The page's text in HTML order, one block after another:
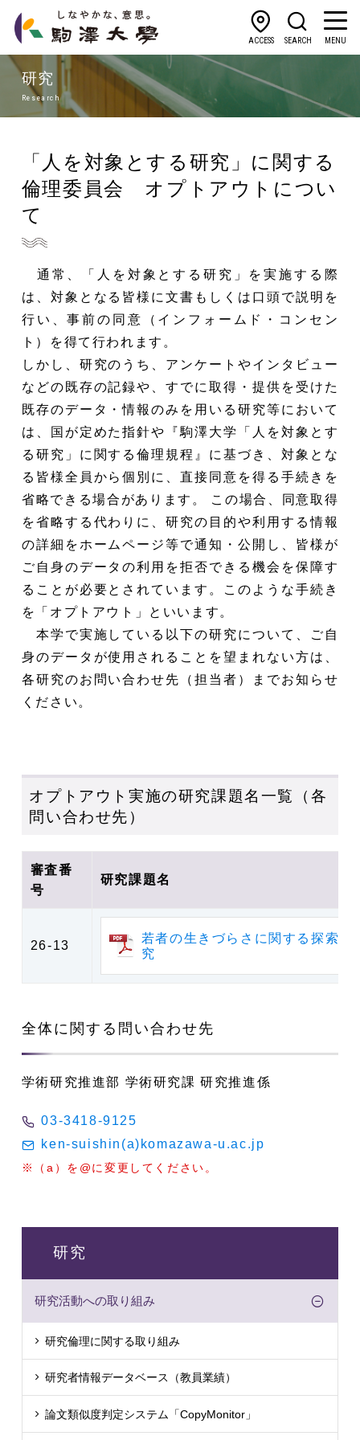
ACCESS SEARCH MENU
研究
Research
「人を対象とする研究」に関する
倫理委員会 オプトアウトについ
て
通常、「人を対象とする研究」を実施する際
は、対象となる皆様に文書もしくは口頭で説明を
行い、事前の同意（インフォームド・コンセン
ト）を得て行われます。
しかし、研究のうち、アンケートやインタビュー
などの既存の記録や、すでに取得・提供を受けた
既存のデータ・情報のみを用いる研究等において
は、国が定めた指針や『駒澤大学「人を対象とす
る研究」に関する倫理規程』に基づき、対象とな
る皆様全員から個別に、直接同意を得る手続きを
省略できる場合があります。 この場合、同意取得
を省略する代わりに、研究の目的や利用する情報
の詳細をホームページ等で通知・公開し、皆様が
ご自身のデータの利用を拒否できる機会を保障す
ることが必要とされています。このような手続き
を「オプトアウト」といいます。
本学で実施している以下の研究について、ご自
身のデータが使用されることを望まれない方は、
各研究のお問い合わせ先（担当者）までお知らせ
ください。
オプトアウト実施の研究課題名一覧（各
問い合わせ先）
審査番
号
研究課題名
26-13
若者の生きづらさに関する探索的
究
全体に関する問い合わせ先
学術研究推進部 学術研究課 研究推進係
03-3418-9125
ken-suishin(a)komazawa-u.ac.jp
※（a）を@に変更してください。
研究
研究活動への取り組み
研究倫理に関する取り組み
研究者情報データベース（教員業績）
論文類似度判定システム「CopyMonitor」